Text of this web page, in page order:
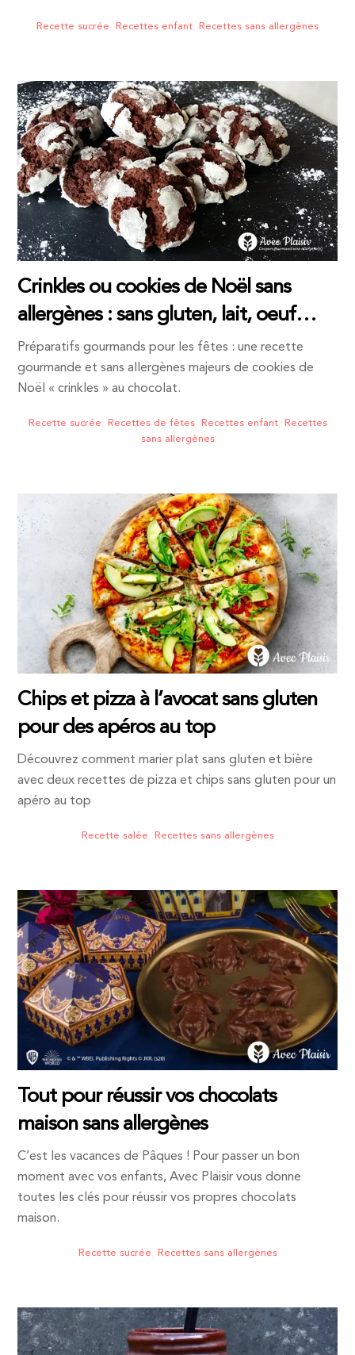
Recette sucrée Recettes enfant Recettes sans allergènes
Crinkles ou cookies de Noël sans
allergènes : sans gluten, lait, oeuf…
Préparatifs gourmands pour les fêtes : une recette
gourmande et sans allergènes majeurs de cookies de
Noël « crinkles » au chocolat.
Recette sucrée Recettes de fêtes, Recettes enfant,
Recettes
sans allergènes
Chips et pizza à l’avocat sans gluten
pour des apéros au top
Découvrez comment marier plat sans gluten et bière
avec deux recettes de pizza et chips sans gluten pour un
apéro au top
Recette salée Recettes sans allergènes
Tout pour réussir vos chocolats
maison sans allergènes
C’est les vacances de Pâques ! Pour passer un bon
moment avec vos enfants, Avec Plaisir vous donne
toutes les clés pour réussir vos propres chocolats
maison.
Recette sucrée Recettes sans allergènes